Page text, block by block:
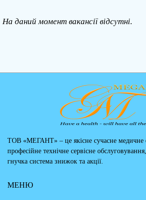
На даний момент вакансії відсутні.
ТОВ «МЕГАНТ» – це якісне сучасне медичне
професійне технічне сервісне
гнучка система знижок та акції.
МЕНЮ